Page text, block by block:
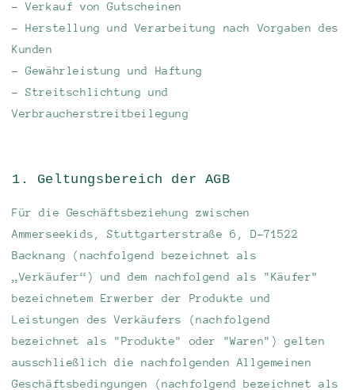
- Verkauf von Gutscheinen
- Herstellung und Verarbeitung nach Vorgaben des
Kunden
- Gewährleistung und Haftung
- Streitschlichtung und
Verbraucherstreitbeilegung
1. Geltungsbereich der AGB
Für die Geschäftsbeziehung zwischen
Ammerseekids, Stuttgarterstraße 6, D-71522
Backnang (nachfolgend bezeichnet als
„Verkäufer“) und dem nachfolgend als "Käufer"
bezeichnetem Erwerber der Produkte und
Leistungen des Verkäufers (nachfolgend
bezeichnet als "Produkte" oder "Waren") gelten
ausschließlich die nachfolgenden Allgemeinen
Geschäftsbedingungen (nachfolgend bezeichnet als